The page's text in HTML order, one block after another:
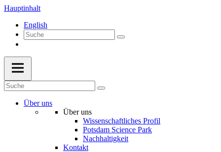
Hauptinhalt
English
Über uns
Über uns
Wissenschaftliches Profil
Potsdam Science Park
Nachhaltigkeit
Kontakt